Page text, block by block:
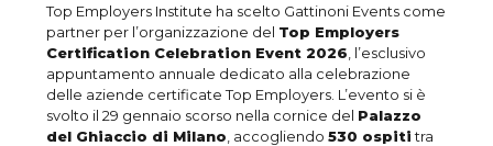
Top Employers Institute ha scelto Gattinoni Events come
partner per l’organizzazione del Top Employers
Certification Celebration Event 2026 , l’esclusivo
appuntamento annuale dedicato alla celebrazione
delle aziende certificate Top Employers. L’evento si è
svolto il 29 gennaio scorso nella cornice del Palazzo
del Ghiaccio di Milano , accogliendo530 ospititra